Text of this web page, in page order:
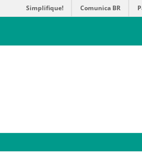
Simplifique! Comunica BR